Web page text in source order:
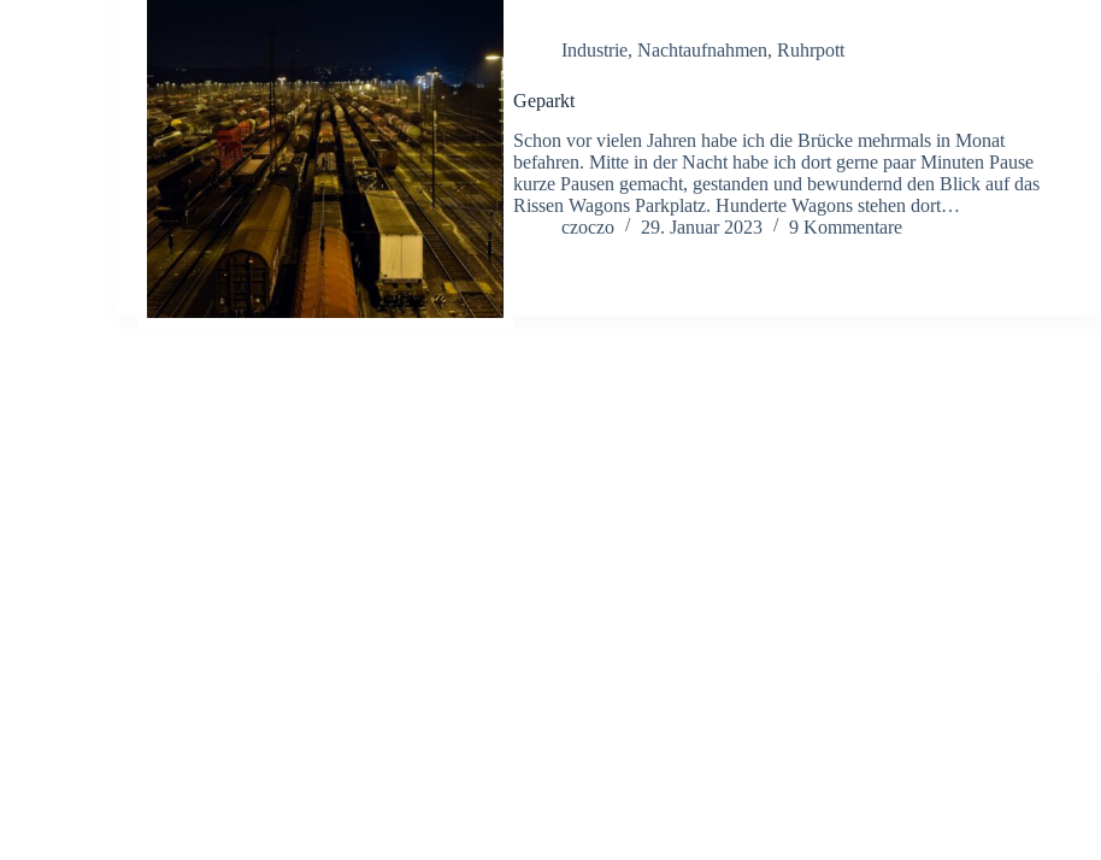
Industrie,Nachtaufnahmen,Ruhrpott
Geparkt
Schon vor vielen Jahren habe ich die Brücke mehrmals in Monat
befahren. Mitte in der Nacht habe ich dort gerne paar Minuten Pause
kurze Pausen gemacht, gestanden und bewundernd den Blick auf das
Rissen Wagons Parkplatz. Hunderte Wagons stehen dort…
czoczo
29. Januar 2023 9 Kommentare